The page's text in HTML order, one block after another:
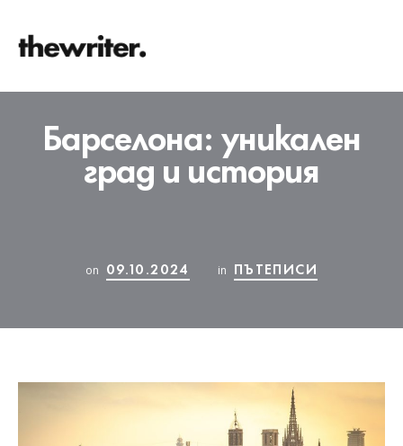
Барселона: уникален
град и история
on 09.10.2024 in ПЪТЕПИСИ